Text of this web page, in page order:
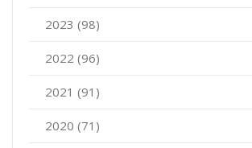
2023 (98)
2022 (96)
2021 (91)
2020 (71)